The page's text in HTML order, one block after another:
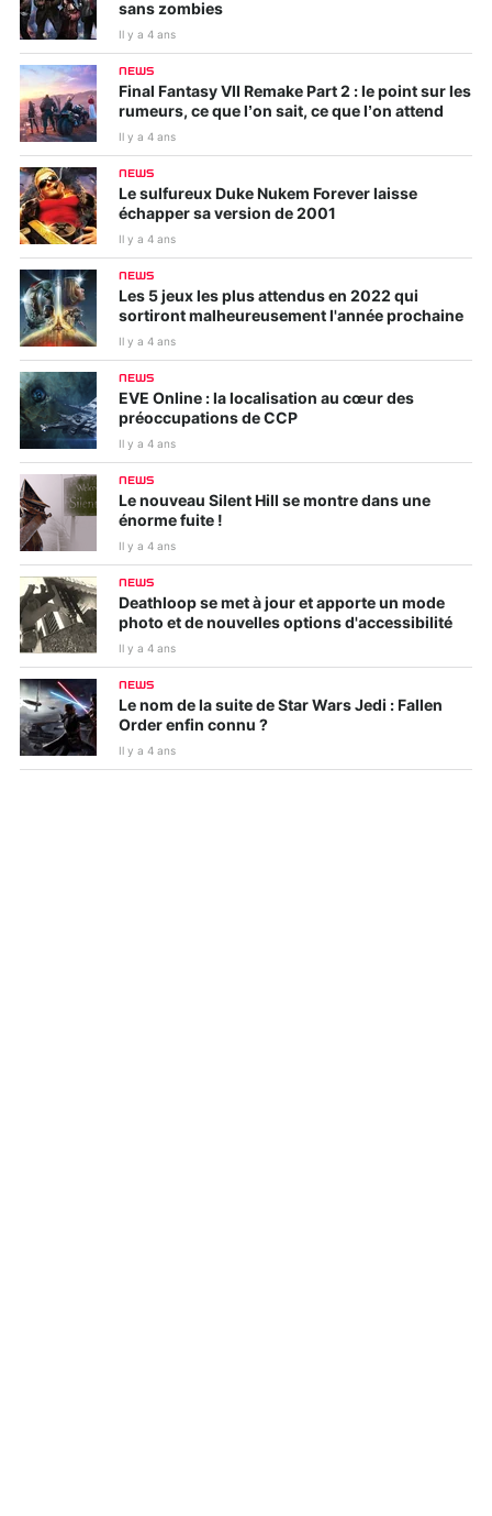
sans zombies
Il y a 4 ans
NEWS
Final Fantasy VII Remake Part 2 : le point sur les
rumeurs, ce que l’on sait, ce que l’on attend
Il y a 4 ans
NEWS
Le sulfureux Duke Nukem Forever laisse
échapper sa version de 2001
Il y a 4 ans
NEWS
Les 5 jeux les plus attendus en 2022 qui
sortiront malheureusement l'année prochaine
Il y a 4 ans
NEWS
EVE Online : la localisation au cœur des
préoccupations de CCP
Il y a 4 ans
NEWS
Le nouveau Silent Hill se montre dans une
énorme fuite !
Il y a 4 ans
NEWS
Deathloop se met à jour et apporte un mode
photo et de nouvelles options d'accessibilité
Il y a 4 ans
NEWS
Le nom de la suite de Star Wars Jedi : Fallen
Order enfin connu ?
Il y a 4 ans